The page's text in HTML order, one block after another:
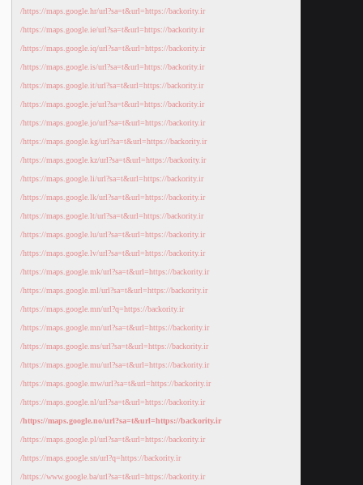
https://maps.google.hr/url?sa=t&url=https://backority.ir/
https://maps.google.ie/url?sa=t&url=https://backority.ir/
https://maps.google.iq/url?sa=t&url=https://backority.ir/
https://maps.google.is/url?sa=t&url=https://backority.ir/
https://maps.google.it/url?sa=t&url=https://backority.ir/
https://maps.google.je/url?sa=t&url=https://backority.ir/
https://maps.google.jo/url?sa=t&url=https://backority.ir/
https://maps.google.kg/url?sa=t&url=https://backority.ir/
https://maps.google.kz/url?sa=t&url=https://backority.ir/
https://maps.google.li/url?sa=t&url=https://backority.ir/
https://maps.google.lk/url?sa=t&url=https://backority.ir/
https://maps.google.lt/url?sa=t&url=https://backority.ir/
https://maps.google.lu/url?sa=t&url=https://backority.ir/
https://maps.google.lv/url?sa=t&url=https://backority.ir/
https://maps.google.mk/url?sa=t&url=https://backority.ir/
https://maps.google.ml/url?sa=t&url=https://backority.ir/
https://maps.google.mn/url?q=https://backority.ir/
https://maps.google.mn/url?sa=t&url=https://backority.ir/
https://maps.google.ms/url?sa=t&url=https://backority.ir/
https://maps.google.mu/url?sa=t&url=https://backority.ir/
https://maps.google.mw/url?sa=t&url=https://backority.ir/
https://maps.google.nl/url?sa=t&url=https://backority.ir/
https://maps.google.no/url?sa=t&url=https://backority.ir/
https://maps.google.pl/url?sa=t&url=https://backority.ir/
https://maps.google.sn/url?q=https://backority.ir/
https://www.google.ba/url?sa=t&url=https://backority.ir/